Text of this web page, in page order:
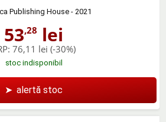
Publishing House- 2021
53,28 lei
76,11 lei (-30%)
stoc indisponibil
➤ alertă stoc